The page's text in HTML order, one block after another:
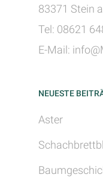
83371 Stein
Tel: 08621
E-Mail:
NEUESTE
Aster